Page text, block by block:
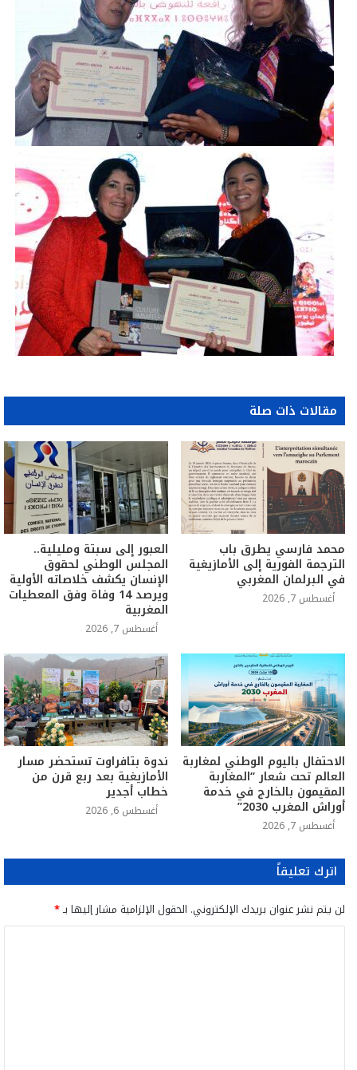
مقالات ذات صلة
محمد فارسي يطرق باب
الترجمة الفورية إلى الأمازيغية
في البرلمان المغربي
أغسطس 7, 2026
العبور إلى سبتة ومليلية..
المجلس الوطني لحقوق
الإنسان يكشف خلاصاته الأولية
ويرصد 14 وفاة وفق المعطيات
المغربية
أغسطس 7, 2026
الاحتفال باليوم الوطني لمغاربة
العالم تحت شعار “المغاربة
المقيمون بالخارج في خدمة
أوراش المغرب 2030”
أغسطس 7, 2026
ندوة بتافراوت تستحضر مسار
الأمازيغية بعد ربع قرن من
خطاب أجدير
أغسطس 6, 2026
اترك تعليقاً
لن يتم نشر عنوان بريدك الإلكتروني. الحقول الإلزامية مشار إليها بـ*